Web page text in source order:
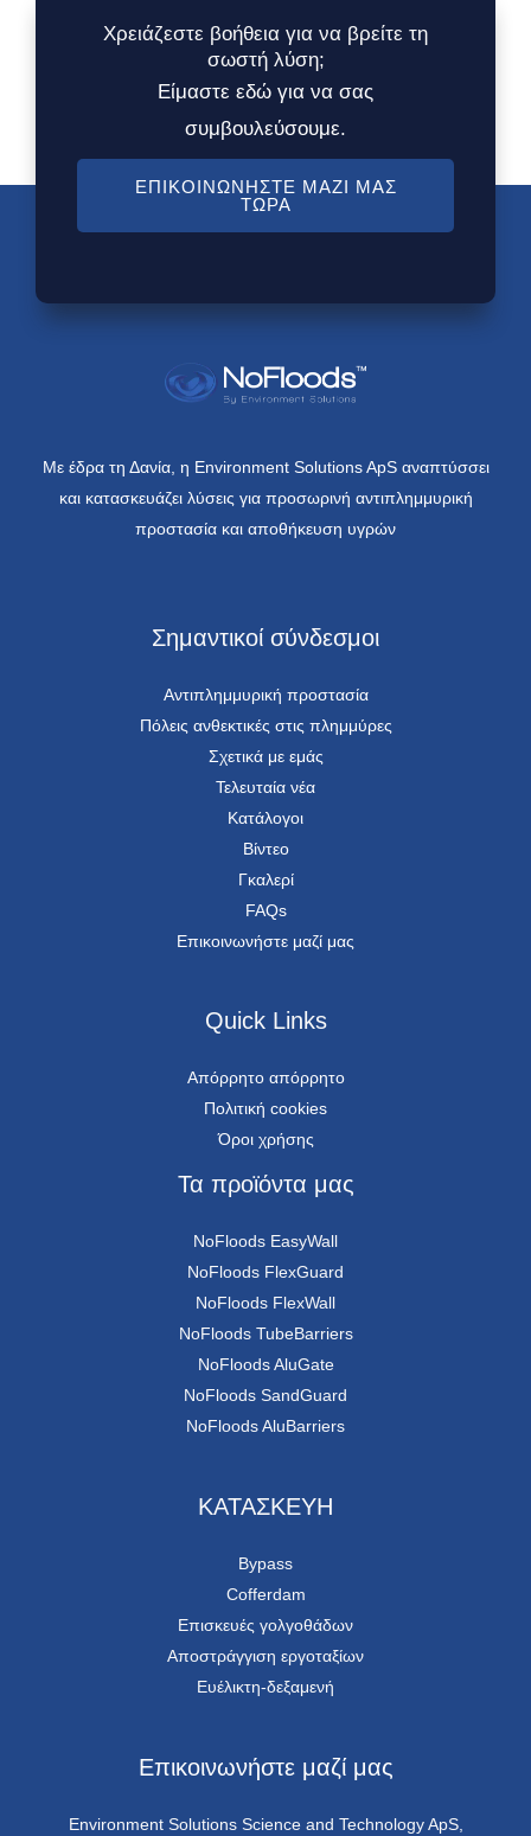
Χρειάζεστε βοήθεια για να βρείτε τη
σωστή λύση;
Είμαστε εδώ για να σας
συμβουλεύσουμε.
ΕΠΙΚΟΙΝΩΝΉΣΤΕ ΜΑΖΊ ΜΑΣ
ΤΏΡΑ
Με έδρα τη Δανία, η Environment Solutions ApS αναπτύσσει
και κατασκευάζει λύσεις για προσωρινή αντιπλημμυρική
προστασία και αποθήκευση υγρών
Σημαντικοί σύνδεσμοι
Αντιπλημμυρική προστασία
Πόλεις ανθεκτικές στις πλημμύρες
Σχετικά με εμάς
Τελευταία νέα
Κατάλογοι
Βίντεο
Γκαλερί
FAQs
Επικοινωνήστε μαζί μας
Quick Links
Απόρρητο απόρρητο
Πολιτική cookies
Όροι χρήσης
Τα προϊόντα μας
NoFloods EasyWall
NoFloods FlexGuard
NoFloods FlexWall
NoFloods TubeBarriers
NoFloods AluGate
NoFloods SandGuard
NoFloods AluBarriers
ΚΑΤΑΣΚΕΥΗ
Bypass
Cofferdam
Επισκευές γολγοθάδων
Αποστράγγιση εργοταξίων
Ευέλικτη-δεξαμενή
Επικοινωνήστε μαζί μας
Environment Solutions Science and Technology ApS,